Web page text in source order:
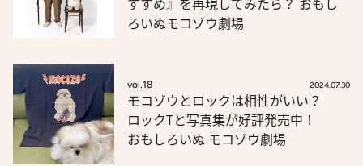
すすめ』を再現してみたら？ おもし
ろいぬモコゾウ劇場
vol.18 2024.07.30
モコゾウとロックは相性がいい？
ロックTと写真集が好評発売中！
おもしろいぬ モコゾウ劇場